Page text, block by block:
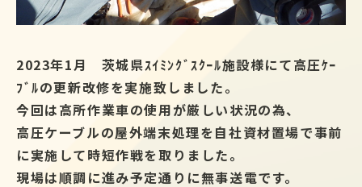
2023年1月 茨城県ｽｲﾐﾝｸﾞｽｸｰﾙ施設様にて高圧ｹｰ
ﾌﾞﾙの更新改修を実施致しました。
今回は高所作業車の使用が厳しい状況の為、
高圧ケーブルの屋外端末処理を自社資材置場で事前
に実施して時短作戦を取りました。
現場は順調に進み予定通りに無事送電です。